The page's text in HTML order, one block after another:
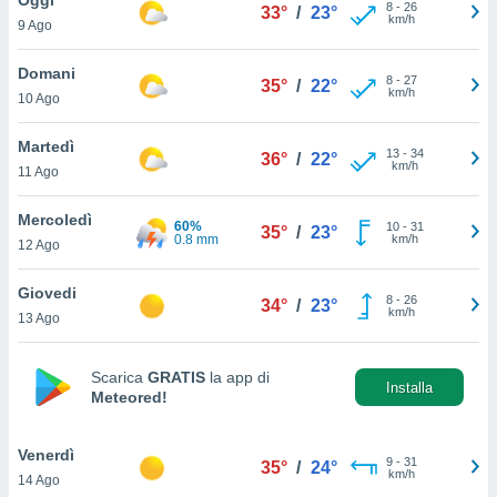
è
al sito
di
ci
di
il
un
la
nella
9 Ago
33° / 23° 8- 26
km/h
Domani
10 Ago
35° / 22° 8- 27
km/h
Martedì
11 Ago
36° / 22° 13- 34
km/h
Mercoledì
12 Ago
60%
0.8 mm
35° / 23° 10- 31
km/h
Giovedi
13 Ago
34° / 23° 8- 26
km/h
Scarica GRATIS la app di
Meteored!
Installa
Venerdì
14 Ago
35° / 24° 9- 31
km/h